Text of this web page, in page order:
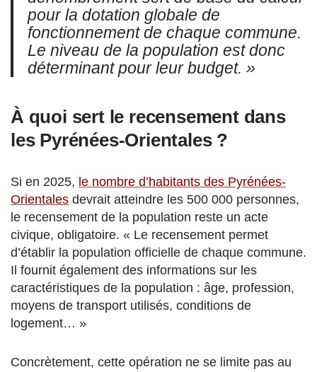
pour la dotation globale de
fonctionnement de chaque commune.
Le niveau de la population est donc
déterminant pour leur budget. »
À quoi sert le recensement dans
les Pyrénées-Orientales ?
Si en 2025, le nombre d’habitants des Pyrénées-
Orientales devrait atteindre les 500 000 personnes,
le recensement de la population reste un acte
civique, obligatoire. « Le recensement permet
d’établir la population officielle de chaque commune.
Il fournit également des informations sur les
caractéristiques de la population : âge, profession,
moyens de transport utilisés, conditions de
logement… »
Concrètement, cette opération ne se limite pas au